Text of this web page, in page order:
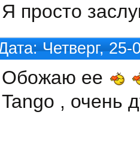
Я просто
Четверг,
Обожаю ее
Tango , очень